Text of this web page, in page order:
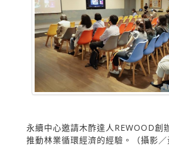
永續中心邀請木酢達人REWOOD創
推動林業循環經濟的經驗。（攝影／